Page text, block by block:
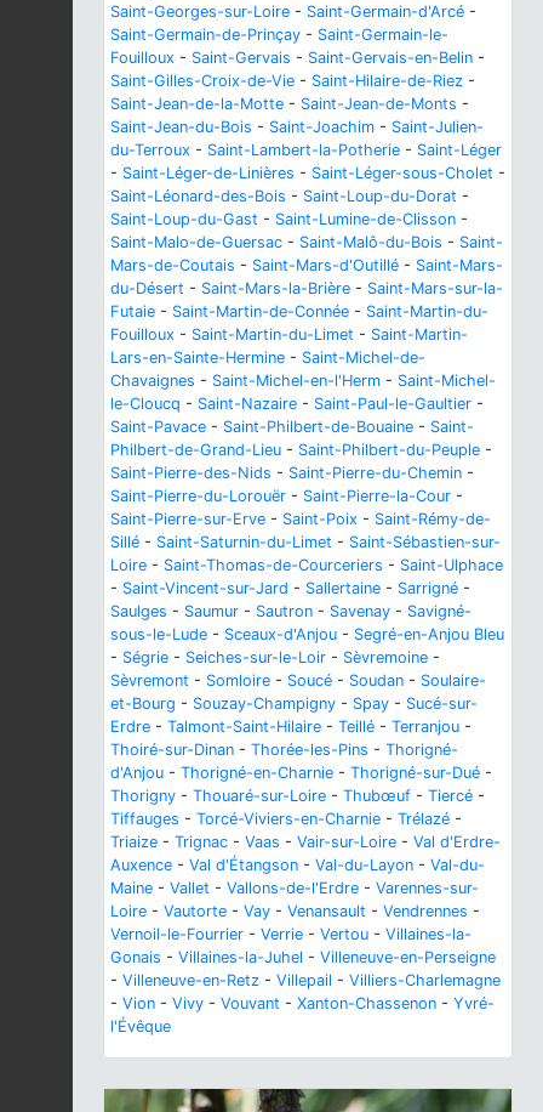
Saint-Georges-sur-Loire - Saint-Germain-d'Arcé -
Saint-Germain-de-Prinçay - Saint-Germain-le-
Fouilloux - Saint-Gervais - Saint-Gervais-en-Belin -
Saint-Gilles-Croix-de-Vie - Saint-Hilaire-de-Riez -
Saint-Jean-de-la-Motte - Saint-Jean-de-Monts -
Saint-Jean-du-Bois - Saint-Joachim - Saint-Julien-
du-Terroux - Saint-Lambert-la-Potherie - Saint-Léger
- Saint-Léger-de-Linières - Saint-Léger-sous-Cholet -
Saint-Léonard-des-Bois - Saint-Loup-du-Dorat -
Saint-Loup-du-Gast - Saint-Lumine-de-Clisson -
Saint-Malo-de-Guersac - Saint-Malô-du-Bois - Saint-
Mars-de-Coutais - Saint-Mars-d'Outillé - Saint-Mars-
du-Désert - Saint-Mars-la-Brière - Saint-Mars-sur-la-
Futaie - Saint-Martin-de-Connée - Saint-Martin-du-
Fouilloux - Saint-Martin-du-Limet - Saint-Martin-
Lars-en-Sainte-Hermine - Saint-Michel-de-
Chavaignes - Saint-Michel-en-l'Herm - Saint-Michel-
le-Cloucq - Saint-Nazaire - Saint-Paul-le-Gaultier -
Saint-Pavace - Saint-Philbert-de-Bouaine - Saint-
Philbert-de-Grand-Lieu - Saint-Philbert-du-Peuple -
Saint-Pierre-des-Nids - Saint-Pierre-du-Chemin -
Saint-Pierre-du-Lorouër - Saint-Pierre-la-Cour -
Saint-Pierre-sur-Erve - Saint-Poix - Saint-Rémy-de-
Sillé - Saint-Saturnin-du-Limet - Saint-Sébastien-sur-
Loire - Saint-Thomas-de-Courceriers - Saint-Ulphace
- Saint-Vincent-sur-Jard - Sallertaine - Sarrigné -
Saulges - Saumur - Sautron - Savenay - Savigné-
sous-le-Lude - Sceaux-d'Anjou - Segré-en-Anjou Bleu
- Ségrie - Seiches-sur-le-Loir - Sèvremoine -
Sèvremont - Somloire - Soucé - Soudan - Soulaire-
et-Bourg - Souzay-Champigny - Spay - Sucé-sur-
Erdre - Talmont-Saint-Hilaire - Teillé - Terranjou -
Thoiré-sur-Dinan - Thorée-les-Pins - Thorigné-
d'Anjou - Thorigné-en-Charnie - Thorigné-sur-Dué -
Thorigny - Thouaré-sur-Loire - Thubœuf - Tiercé -
Tiffauges - Torcé-Viviers-en-Charnie - Trélazé -
Triaize - Trignac - Vaas - Vair-sur-Loire - Val d'Erdre-
Auxence - Val d'Étangson - Val-du-Layon - Val-du-
Maine - Vallet - Vallons-de-l'Erdre - Varennes-sur-
Loire - Vautorte - Vay - Venansault - Vendrennes -
Vernoil-le-Fourrier - Verrie - Vertou - Villaines-la-
Gonais - Villaines-la-Juhel - Villeneuve-en-Perseigne
- Villeneuve-en-Retz - Villepail - Villiers-Charlemagne
- Vion - Vivy - Vouvant - Xanton-Chassenon - Yvré-
l'Évêque